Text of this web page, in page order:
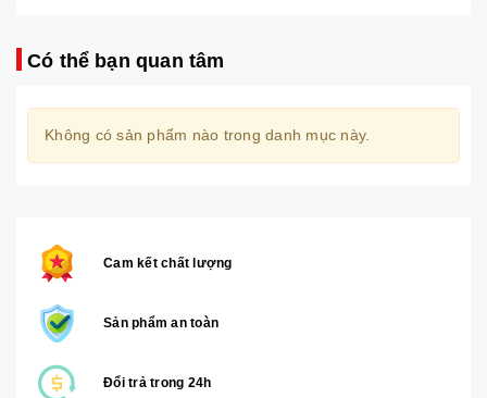
Có thể bạn quan tâm
Không có sản phẩm nào trong danh mục này.
Cam kết chất lượng
Sản phẩm an toàn
Đổi trả trong 24h